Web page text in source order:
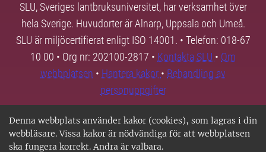
Denna webbplats använder kakor (cookies), som lagras i din
webbläsare. Vissa kakor är nödvändiga för att webbplatsen
ska fungera korrekt. Andra är valbara.
SLU, Sveriges lantbruksuniversitet, har verksamhet över
hela Sverige. Huvudorter är Alnarp, Uppsala och Umeå.
SLU är miljöcertifierat enligt ISO 14001. • Telefon: 018-67
10 00 • Org nr: 202100-2817 • Kontakta SLU • Om
webbplatsen • Hantera kakor • Behandling av
personuppgifter